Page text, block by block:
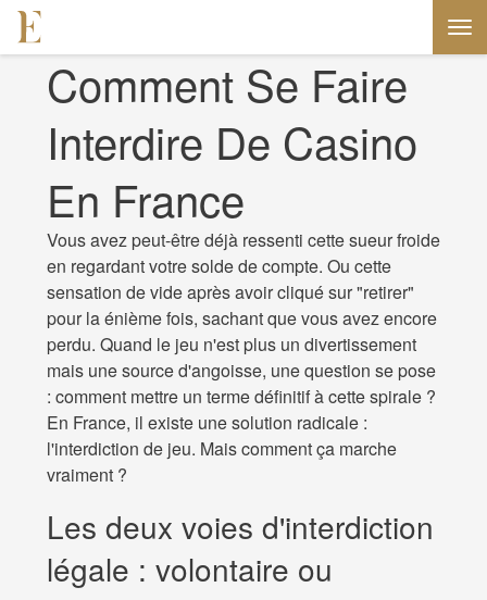
Comment Se Faire
Interdire De Casino
En France
Vous avez peut-être déjà ressenti cette sueur froide
en regardant votre solde de compte. Ou cette
sensation de vide après avoir cliqué sur "retirer"
pour la énième fois, sachant que vous avez encore
perdu. Quand le jeu n'est plus un divertissement
mais une source d'angoisse, une question se pose
: comment mettre un terme définitif à cette spirale ?
En France, il existe une solution radicale :
l'interdiction de jeu. Mais comment ça marche
vraiment ?
Les deux voies d'interdiction
légale : volontaire ou